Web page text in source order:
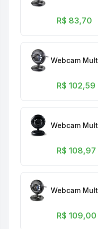
R$ 83,70
Webcam
R$ 102,59
Webcam
R$ 108,97
Webcam
R$ 109,00